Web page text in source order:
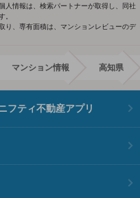
人情報は、検索パートナーが取得し、同社
。
り、専有面積は、マンションレビューのデ
マンション情報 高知県
フティ不動産アプリ